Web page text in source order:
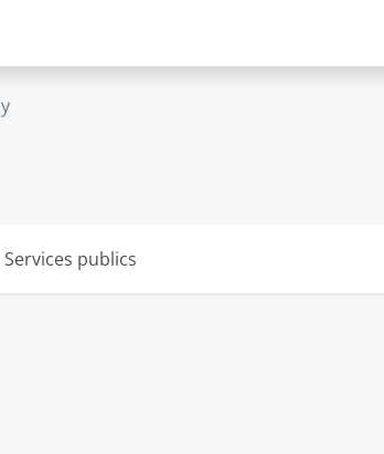
Services publics